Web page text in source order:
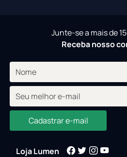
Junte-se a mais de
Receba nosso
Cadastrar e-mail
Loja Lumen